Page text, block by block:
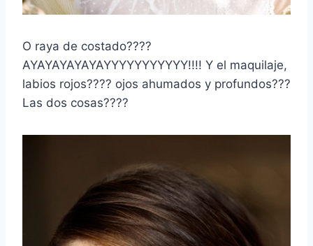
O raya de costado????
AYAYAYAYAYAYYYYYYYYYYY!!!! Y el maquilaje,
labios rojos???? ojos ahumados y profundos???
Las dos cosas????